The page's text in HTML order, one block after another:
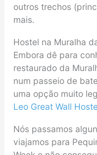
outros trechos
mais.
Hostel na Muralha
Embora dê para
restaurado da
num passeio de
uma opção muito
Leo Great Wall
Nós passamos
viajamos para